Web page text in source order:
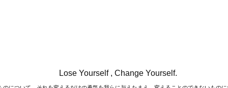
Lose Yourself , Change Yourself.